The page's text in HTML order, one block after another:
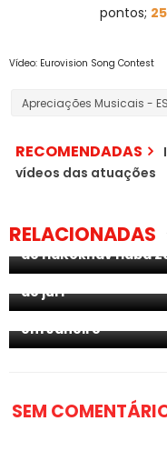
pontos; 25
Vídeo: Eurovision Song Contest
Apreciações Musicais -
RECOMENDADAS
vídeos das atuações
RELACIONADAS
avançam à próxima
do HaKokhav Haba
São Marino: Zöe
confirmada como
do júri
Noruega: músicas
candidatas
em Janeiro
SEM